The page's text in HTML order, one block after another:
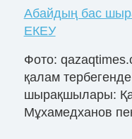
Абайдың бас
ЕКЕУ
Фото:
қалам
шырақшылары:
Мұхамедханов